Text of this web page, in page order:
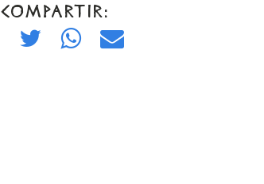
COMPARTIR: